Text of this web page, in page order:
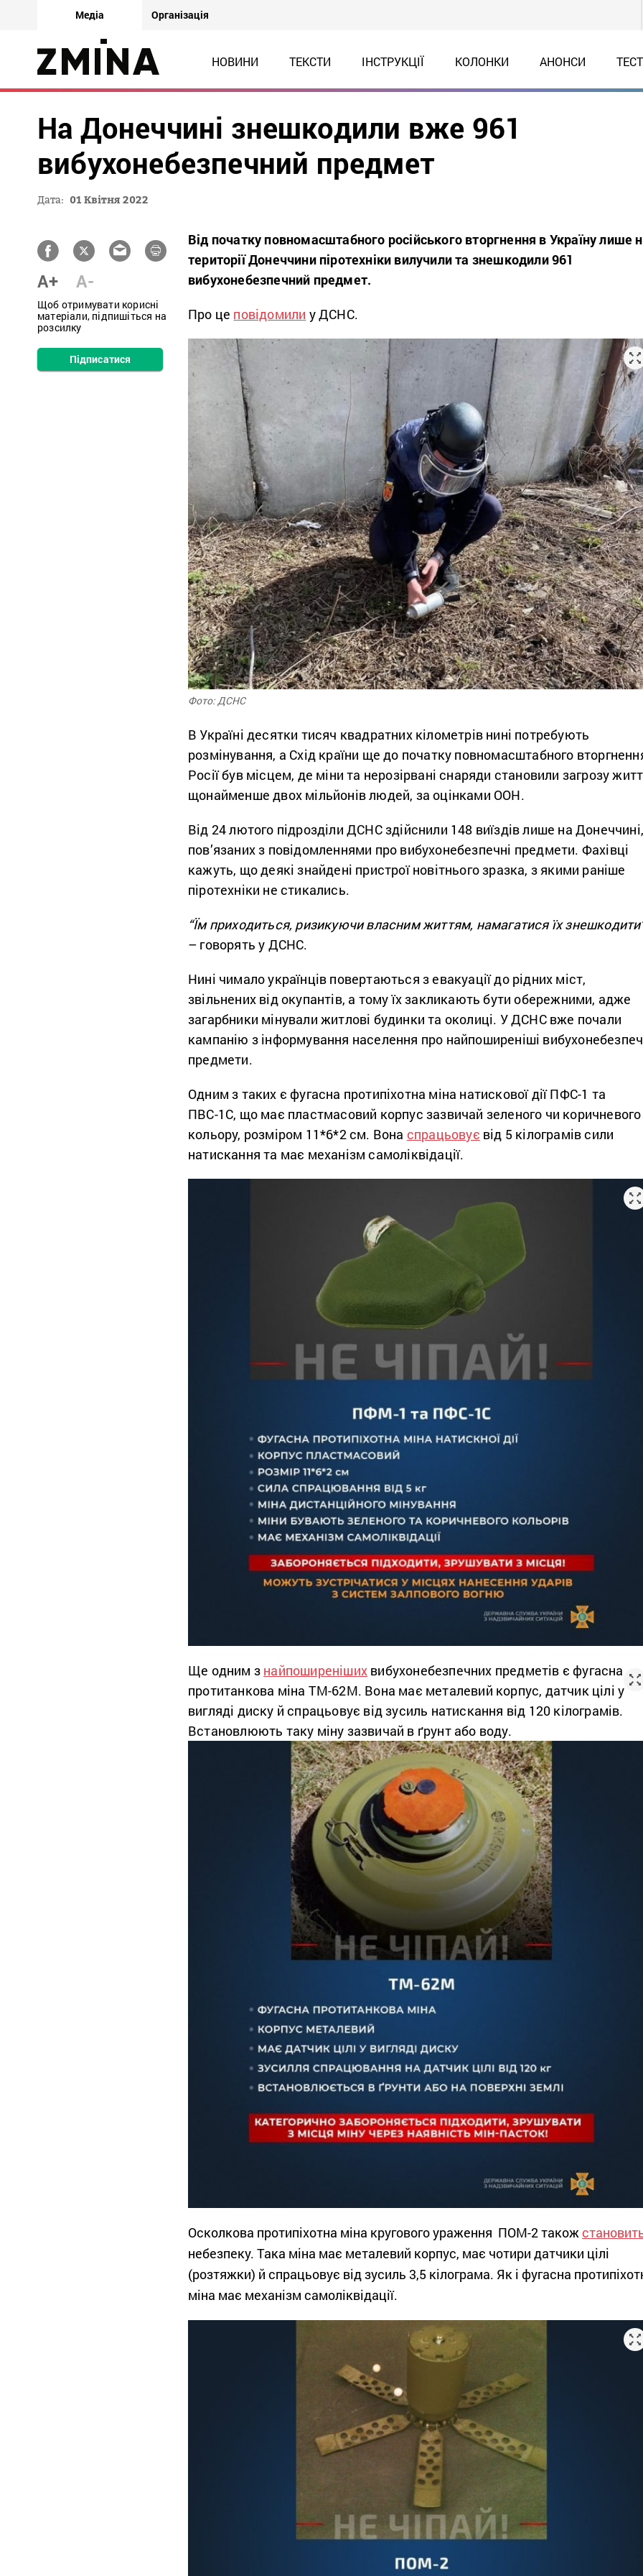
Медіа Організація
НОВИНИ ТЕКСТИ ІНСТРУКЦІЇ КОЛОНКИ АНОНСИ
На Донеччині знешкодили вже 961
вибухонебезпечний предмет
Дата: 01 Квітня 2022
A+ A-
Щоб отримувати корисні
матеріали, підпишіться на
розсилку
Підписатися
Від початку повномасштабного російського вторгнення в Україну лише
території Донеччини піротехніки вилучили та знешкодили 961
вибухонебезпечний предмет.
Про це повідомили у ДСНС.
Фото: ДСНС
В Україні десятки тисяч квадратних кілометрів нині потребують
розмінування, а Схід країни ще до початку повномасштабного
Росії був місцем, де міни та нерозірвані снаряди становили загрозу
щонайменше двох мільйонів людей, за оцінками ООН.
Від 24 лютого підрозділи ДСНС здійснили 148 виїздів лише на
пов’язаних з повідомленнями про вибухонебезпечні предмети. Фахівці
кажуть, що деякі знайдені пристрої новітнього зразка, з якими раніше
піротехніки не стикались.
“Їм приходиться, ризикуючи власним життям, намагатися їх
– говорять у ДСНС.
Нині чимало українців повертаються з евакуації до рідних міст,
звільнених від окупантів, а тому їх закликають бути обережними, адже
загарбники мінували житлові будинки та околиці. У ДСНС вже почали
кампанію з інформування населення про найпоширеніші
предмети.
Одним з таких є фугасна протипіхотна міна натискової дії ПФС-1 та
ПВС-1С, що має пластмасовий корпус зазвичай зеленого чи коричневого
кольору, розміром 11*6*2 см. Вона спрацьовує від 5 кілограмів сили
натискання та має механізм самоліквідації.
Ще одним з найпоширеніших вибухонебезпечних предметів є фугасна
протитанкова міна ТМ-62М. Вона має металевий корпус, датчик цілі у
вигляді диску й спрацьовує від зусиль натискання від 120 кілограмів.
Встановлюють таку міну зазвичай в ґрунт або воду.
Осколкова протипіхотна міна кругового ураження ПОМ-2 також
небезпеку. Така міна має металевий корпус, має чотири датчики цілі
(розтяжки) й спрацьовує від зусиль 3,5 кілограма. Як і фугасна
міна має механізм самоліквідації.